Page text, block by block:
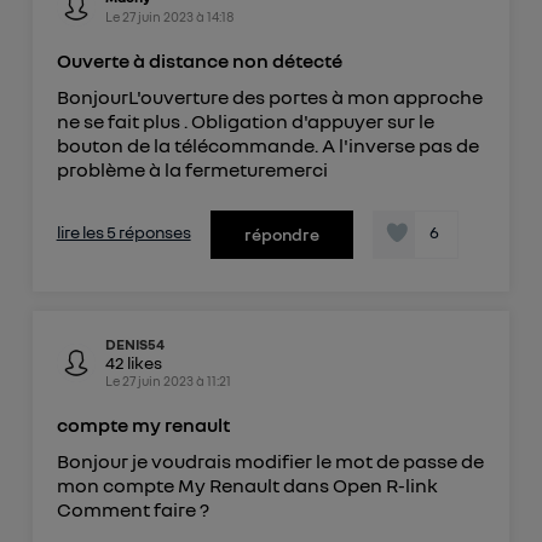
Le 27 juin 2023 à 14:18
Ouverte à distance non détecté
BonjourL'ouverture des portes à mon approche
ne se fait plus . Obligation d'appuyer sur le
bouton de la télécommande. A l'inverse pas de
problème à la fermeturemerci
lire les 5 réponses répondre 6
DENIS54
42 likes
Le 27 juin 2023 à 11:21
compte my renault
Bonjour je voudrais modifier le mot de passe de
mon compte My Renault dans Open R-link
Comment faire ?